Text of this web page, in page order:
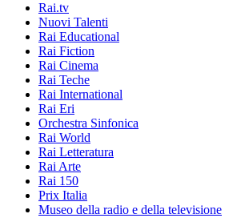
Rai.tv
Nuovi Talenti
Rai Educational
Rai Fiction
Rai Cinema
Rai Teche
Rai International
Rai Eri
Orchestra Sinfonica
Rai World
Rai Letteratura
Rai Arte
Rai 150
Prix Italia
Museo della radio e della televisione